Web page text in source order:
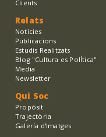
Clients
Relats
Notícies
Publicacions
Estudis Realitzats
Blog "Cultura es PolÍtica"
Media
Newsletter
Qui Soc
Propòsit
Trajectòria
Galería d'Imatges